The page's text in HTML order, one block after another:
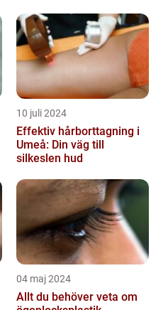
10 juli 2024
Effektiv hårborttagning i
Umeå: Din väg till
silkeslen hud
04 maj 2024
Allt du behöver veta om